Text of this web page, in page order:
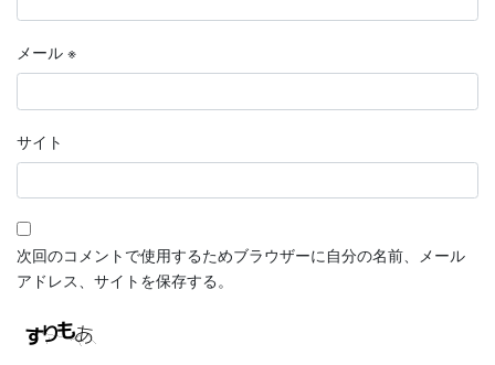
メール ※
サイト
次回のコメントで使用するためブラウザーに自分の名前、メール
アドレス、サイトを保存する。